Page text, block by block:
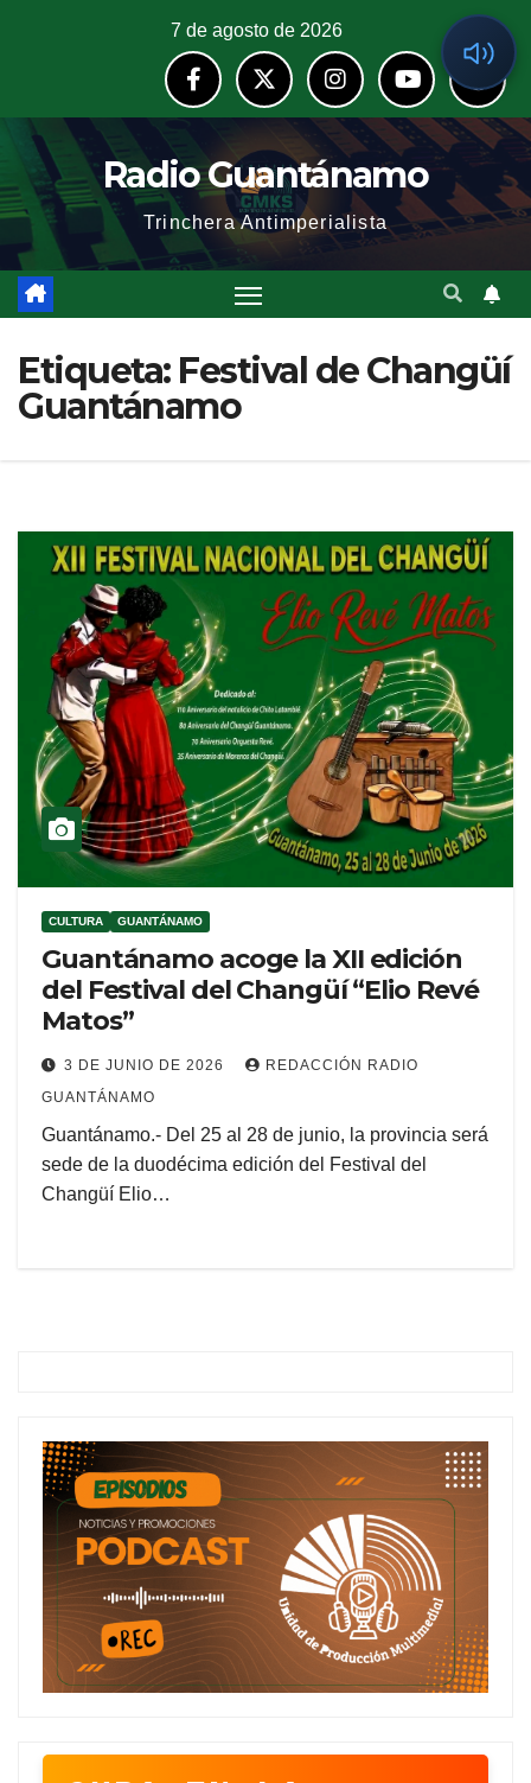
7 de agosto de 2026
Radio Guantánamo
Trinchera Antimperialista
Etiqueta: Festival de Changüí
Guantánamo
CULTURA GUANTÁNAMO
Guantánamo acoge la XII edición
del Festival del Changüí “Elio Revé
Matos”
3 DE JUNIO DE 2026
REDACCIÓN RADIO
GUANTÁNAMO
Guantánamo.- Del 25 al 28 de junio, la provincia será
sede de la duodécima edición del Festival del
Changüí Elio…